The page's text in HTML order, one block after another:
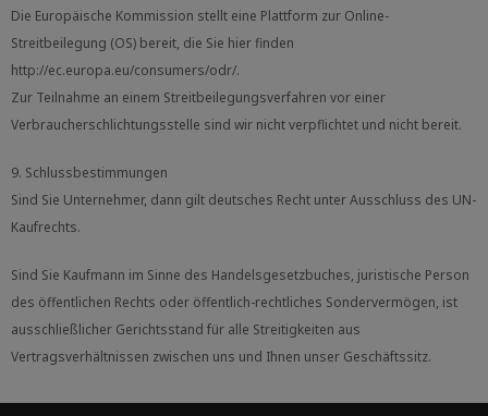
Die Europäische Kommission stellt eine Plattform zur Online-
Streitbeilegung (OS) bereit, die Sie hier finden
http://ec.europa.eu/consumers/odr/.
Zur Teilnahme an einem Streitbeilegungsverfahren vor einer
Verbraucherschlichtungsstelle sind wir nicht verpflichtet und nicht bereit.
9. Schlussbestimmungen
Sind Sie Unternehmer, dann gilt deutsches Recht unter Ausschluss des UN-
Kaufrechts.
Sind Sie Kaufmann im Sinne des Handelsgesetzbuches, juristische Person
des öffentlichen Rechts oder öffentlich-rechtliches Sondervermögen, ist
ausschließlicher Gerichtsstand für alle Streitigkeiten aus
Vertragsverhältnissen zwischen uns und Ihnen unser Geschäftssitz.